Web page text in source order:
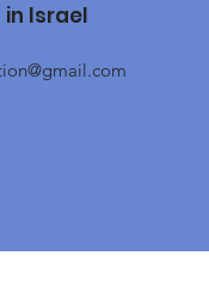
Israel